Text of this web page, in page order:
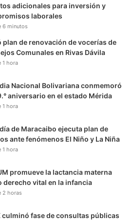
adicionales para inversión y
laborales
6 minutos
plan de renovación de vocerías de
Comunales en Rivas Dávila
1 hora
Nacional Bolivariana conmemoró
aniversario en el estado Mérida
1 hora
de Maracaibo ejecuta plan de
ante fenómenos El Niño y La Niña
1 hora
promueve la lactancia materna
derecho vital en la infancia
2 horas
culminó fase de consultas públicas